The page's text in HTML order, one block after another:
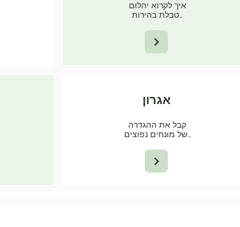
איך לקרוא יהלום
טבלת בהירות…
אגרון
קבל את ההגדרה
של מונחים נפוצים…